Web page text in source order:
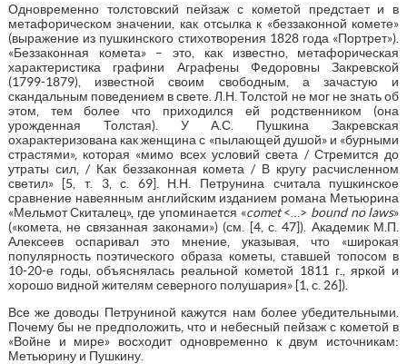
Одновременно толстовский пейзаж с кометой предстает и в
метафорическом значении, как отсылка к «беззаконной комете»
(выражение из пушкинского стихотворения 1828 года «Портрет»).
«Беззаконная комета» – это, как известно, метафорическая
характеристика графини Аграфены Федоровны Закревской
(1799-1879), известной своим свободным, а зачастую и
скандальным поведением в свете. Л.Н. Толстой не мог не знать об
этом, тем более что приходился ей родственником (она
урожденная Толстая). У А.С. Пушкина Закревская
охарактеризована как женщина с «пылающей душой» и «бурными
страстями», которая «мимо всех условий света / Стремится до
утраты сил, / Как беззаконная комета / В кругу расчисленном
светил» [5, т. 3, с. 69]. Н.Н. Петрунина считала пушкинское
сравнение навеянным английским изданием романа Метьюрина
«Мельмот Скиталец», где упоминается «comet<…> bound no laws»
(«комета, не связанная законами») (см. [4, с. 47]). Академик М.П.
Алексеев оспаривал это мнение, указывая, что «широкая
популярность поэтического образа кометы, ставшей топосом в
10-20-е годы, объяснялась реальной кометой 1811 г., яркой и
хорошо видной жителям северного полушария» [1, с. 26]).
Все же доводы Петруниной кажутся нам более убедительными.
Почему бы не предположить, что и небесный пейзаж с кометой в
«Войне и мире» восходит одновременно к двум источникам:
Метьюрину и Пушкину.